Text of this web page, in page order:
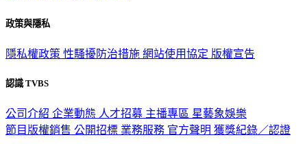
政策與隱私
隱私權政策 性騷擾防治措施 網站使用協定 版權宣告
認識 TVBS
公司介紹 企業動態 人才招募 主播專區 星藝象娛樂
節目版權銷售 公開招標 業務服務 官方聲明 獲獎紀錄／認證